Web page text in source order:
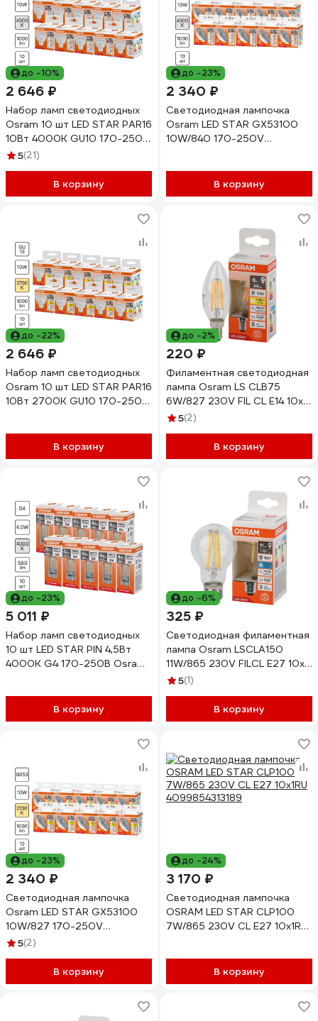
до -10%
2 646 ₽
Набор ламп светодиодных
Osram 10 шт LED STAR PAR16
10Вт 4000К GU10 170-250В
4099854313516
5(21)
В корзину
до -23%
2 340 ₽
Светодиодная лампочка
Osram LED STAR GX53100
10W/840 170-250V
4099854362644
В корзину
до -22%
2 646 ₽
Набор ламп светодиодных
Osram 10 шт LED STAR PAR16
10Вт 2700К GU10 170-250В
В корзину
до -2%
220 ₽
Филаментная светодиодная
лампа Osram LS CLB75
6W/827 230V FIL CL E14 10x1
4058075684812
5(2)
В корзину
до -23%
5 011 ₽
Набор ламп светодиодных
10 шт LED STAR PIN 4,5Вт
4000К G4 170-250В Osram
В корзину
до -6%
325 ₽
Светодиодная филаментная
лампа Osram LSCLA150
11W/865 230V FILCL E27 10x1
4058075687783
5(1)
В корзину
до -23%
2 340 ₽
Светодиодная лампочка
Osram LED STAR GX53100
10W/827 170-250V
CL10x1RU, 10 лампочек в
4099854362613
5(2)
В корзину
до -24%
3 170 ₽
Светодиодная лампочка
OSRAM LED STAR CLP100
7W/865 230V CL E27 10x1RU
В корзину